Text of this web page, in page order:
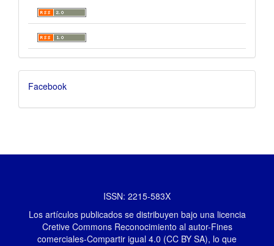
Facebook
ISSN: 2215-583X
Los artículos publicados se distribuyen bajo una licencia
Cretive Commons Reconocimiento al autor-Fines
comerciales-Compartir igual 4.0 (CC BY SA), lo que